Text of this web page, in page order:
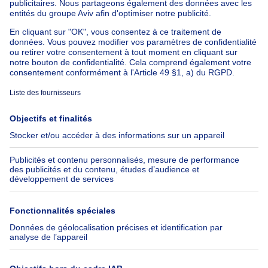
Appartement à louer avec 3 chambres
Maison à louer avec 3 chambres
Appartement à louer avec 3 chambres Bruxelles-ville
À propos
Immoweb
Presse
Emplois
Groupe Axel Springer
SeLoger.com
Immowelt.de
Outils
Belfius
Assurances
Check-list déménagement
Aide
FAQ
Suivez-nous